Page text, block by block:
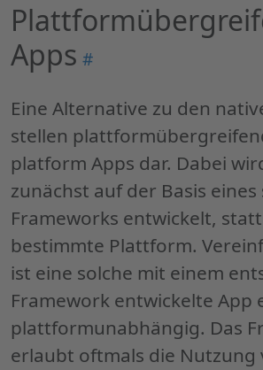
Apps Permalink
Apps "
#
Eine Alternative zu den
stellen
platform Apps dar. Dabei
zunächst auf der Basis eines
Frameworks entwickelt,
bestimmte Plattform.
ist eine solche mit einem
Framework entwickelte App
plattformunabhängig. Das
erlaubt oftmals die Nutzung